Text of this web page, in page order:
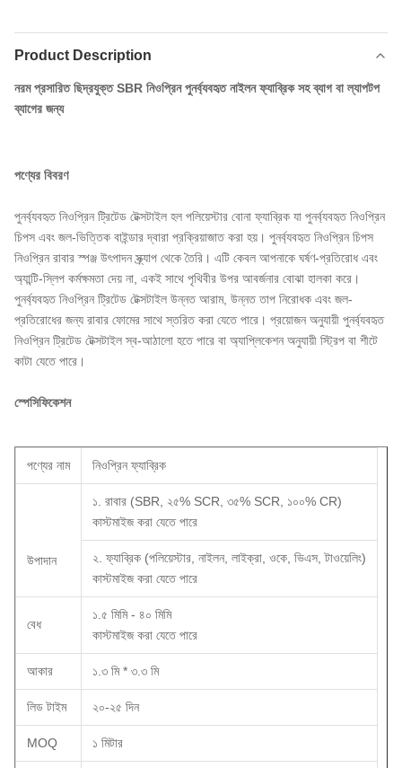
Product Description
নরম প্রসারিত ছিদ্রযুক্ত SBR নিওপ্রিন পুনর্ব্যবহৃত নাইলন ফ্যাব্রিক সহ ব্যাগ বা ল্যাপটপ
ব্যাগের জন্য
পণ্যের বিবরণ
পুনর্ব্যবহৃত নিওপ্রিন ট্রিটেড টেক্সটাইল হল পলিয়েস্টার বোনা ফ্যাব্রিক যা পুনর্ব্যবহৃত নিওপ্রিন
চিপস এবং জল-ভিত্তিক বাইন্ডার দ্বারা প্রক্রিয়াজাত করা হয়। পুনর্ব্যবহৃত নিওপ্রিন চিপস
নিওপ্রিন রাবার স্পঞ্জ উৎপাদন স্ক্র্যাপ থেকে তৈরি। এটি কেবল আপনাকে ঘর্ষণ-প্রতিরোধ এবং
অ্যান্টি-স্লিপ কর্মক্ষমতা দেয় না, একই সাথে পৃথিবীর উপর আবর্জনার বোঝা হালকা করে।
পুনর্ব্যবহৃত নিওপ্রিন ট্রিটেড টেক্সটাইল উন্নত আরাম, উন্নত তাপ নিরোধক এবং জল-
প্রতিরোধের জন্য রাবার ফোমের সাথে স্তরিত করা যেতে পারে। প্রয়োজন অনুযায়ী পুনর্ব্যবহৃত
নিওপ্রিন ট্রিটেড টেক্সটাইল স্ব-আঠালো হতে পারে বা অ্যাপ্লিকেশন অনুযায়ী স্ট্রিপ বা শীটে
কাটা যেতে পারে।
স্পেসিফিকেশন
পণ্যের নাম নিওপ্রিন ফ্যাব্রিক
উপাদান
১. রাবার (SBR, ২৫% SCR, ৩৫% SCR, ১০০% CR)
কাস্টমাইজ করা যেতে পারে
২. ফ্যাব্রিক (পলিয়েস্টার, নাইলন, লাইক্রা, ওকে, ভিএস, টাওয়েলিং)
কাস্টমাইজ করা যেতে পারে
বেধ
১.৫ মিমি - ৪০ মিমি
কাস্টমাইজ করা যেতে পারে
আকার ১.৩ মি * ৩.৩ মি
লিড টাইম ২০-২৫ দিন
MOQ ১ মিটার